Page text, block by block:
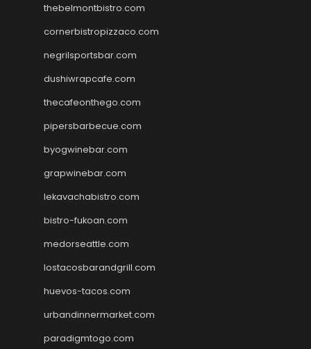
thebelmontbistro.com
cornerbistropizzaco.com
negrilsportsbar.com
dushiwrapcafe.com
thecafeonthego.com
pipersbarbecue.com
byogwinebar.com
grapwinebar.com
lekavachabistro.com
bistro-fukoan.com
medorseattle.com
lostacosbarandgrill.com
huevos-tacos.com
urbandinnermarket.com
paradigmtogo.com